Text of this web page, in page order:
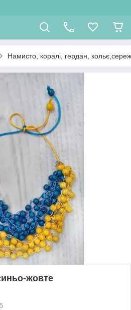
Намисто, коралі, гердан,
жовте